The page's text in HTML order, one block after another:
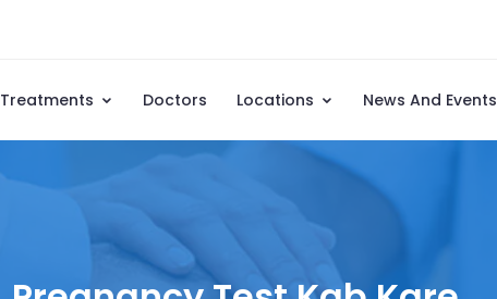
Treatments Doctors Locations News And Events